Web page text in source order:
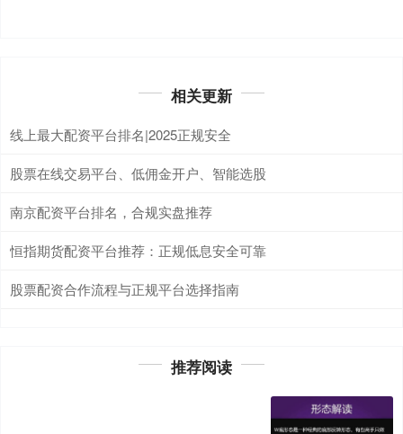
相关更新
线上最大配资平台排名|2025正规安全
股票在线交易平台、低佣金开户、智能选股
南京配资平台排名，合规实盘推荐
恒指期货配资平台推荐：正规低息安全可靠
股票配资合作流程与正规平台选择指南
推荐阅读